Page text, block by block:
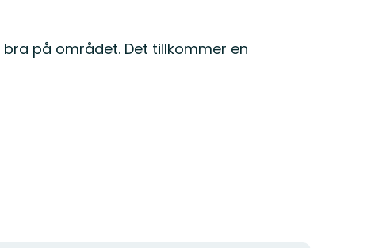
på området. Det tillkommer en